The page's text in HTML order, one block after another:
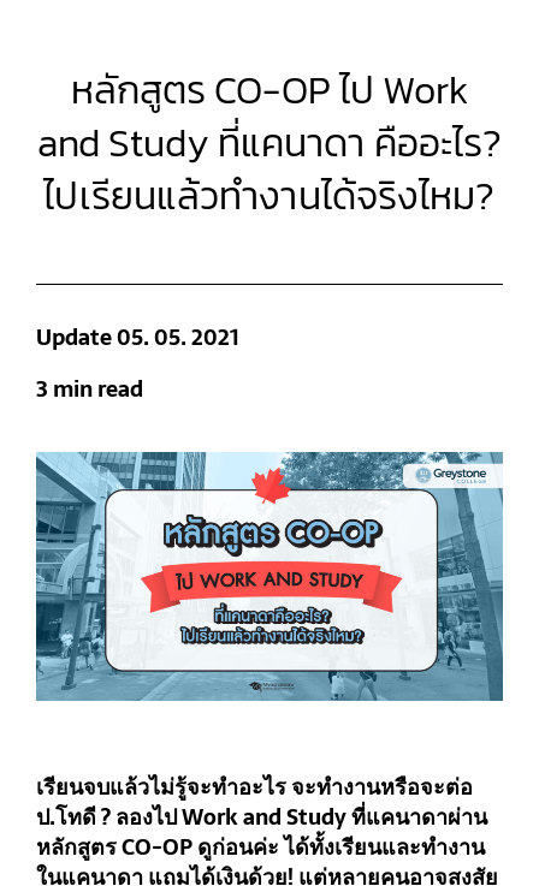
หลักสูตร CO-OP ไป Work
and Study ที่แคนาดา คืออะไร?
ไปเรียนแล้วทำงานได้จริงไหม?
Update 05. 05. 2021
3 min read
เรียนจบแล้วไม่รู้จะทำอะไร จะทำงานหรือจะต่อ
ป.โทดี ? ลองไป Work and Study ที่แคนาดาผ่าน
หลักสูตร CO-OP ดูก่อนค่ะ ได้ทั้งเรียนและทำงาน
ในแคนาดา แถมได้เงินด้วย! แต่หลายคนอาจสงสัย